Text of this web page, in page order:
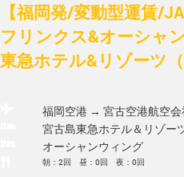
【福岡発/変動型運賃/
フリンクス&オーシャ
東急ホテル&リゾーツ
福岡空港 → 宮古空港航空会
宮古島東急ホテル＆リゾー
オーシャンウィング
朝：2回 昼：0回 夜：0回